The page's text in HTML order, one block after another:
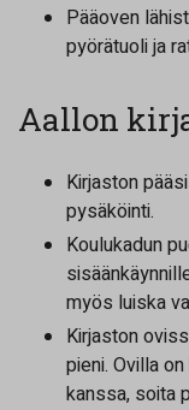
Pääoven
pyörätuoli ja
Aallon
Kirjaston
pysäköinti.
Koulukadun
myös luiska
Kirjaston
pieni. Ovilla
kanssa, soita